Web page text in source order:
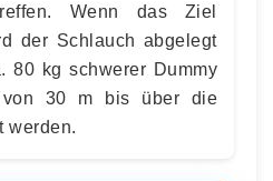
Wenn das Ziel
der Schlauch abgelegt
80 kg schwerer Dummy
von 30 m bis über die
werden.